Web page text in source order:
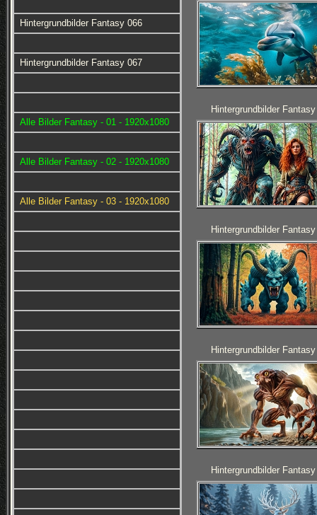
Hintergrundbilder Fantasy 066
Hintergrundbilder Fantasy 067
Alle Bilder Fantasy - 01 - 1920x1080
Alle Bilder Fantasy - 02 - 1920x1080
Alle Bilder Fantasy - 03 - 1920x1080
Hintergrundbilder
Hintergrundbilder
Hintergrundbilder
Hintergrundbilder